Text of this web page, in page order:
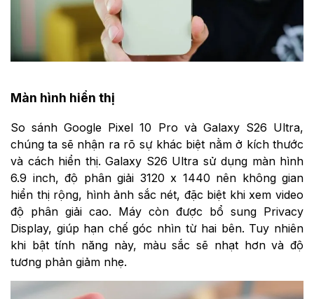
Màn hình hiển thị
So sánh Google Pixel 10 Pro và Galaxy S26 Ultra,
chúng ta sẽ nhận ra rõ sự khác biệt nằm ở kích thước
và cách hiển thị. Galaxy S26 Ultra sử dụng màn hình
6.9 inch, độ phân giải 3120 x 1440 nên không gian
hiển thị rộng, hình ảnh sắc nét, đặc biệt khi xem video
độ phân giải cao. Máy còn được bổ sung Privacy
Display, giúp hạn chế góc nhìn từ hai bên. Tuy nhiên
khi bật tính năng này, màu sắc sẽ nhạt hơn và độ
tương phản giảm nhẹ.